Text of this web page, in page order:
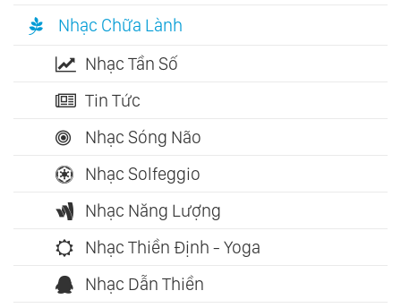
Nhạc Chữa Lành
Nhạc Tần Số
Tin Tức
Nhạc Sóng Não
Nhạc Solfeggio
Nhạc Năng Lượng
Nhạc Thiền Định - Yoga
Nhạc Dẫn Thiền